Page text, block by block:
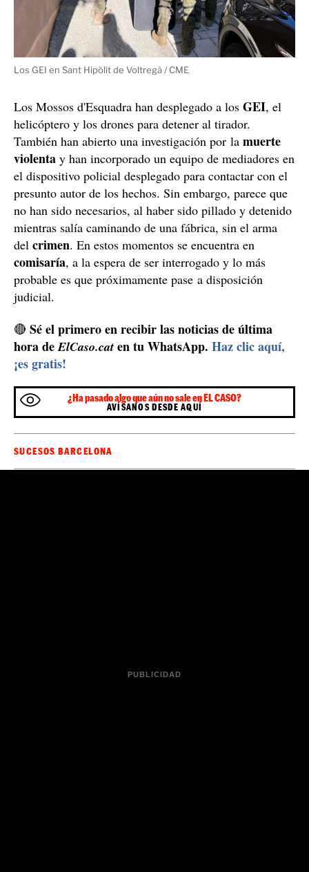
Los GEI en Sant Hipòlit de Voltregà / CME
Los Mossos d'Esquadra han desplegado a los GEI, el
helicóptero y los drones para detener al tirador.
También han abierto una investigación por la muerte
violenta y han incorporado un equipo de mediadores en
el dispositivo policial desplegado para contactar con el
presunto autor de los hechos. Sin embargo, parece que
no han sido necesarios, al haber sido pillado y detenido
mientras salía caminando de una fábrica, sin el arma
del crimen. En estos momentos se encuentra en
comisaría, a la espera de ser interrogado y lo más
probable es que próximamente pase a disposición
judicial.
🔴 Sé el primero en recibir las noticias de última
hora deElCaso.cat en tu WhatsApp. Haz clic aquí,
¡es gratis!
¿Ha pasado algo que aún no sale en EL CASO?
AVÍSANOS DESDE AQUÍ
SUCESOS BARCELONA